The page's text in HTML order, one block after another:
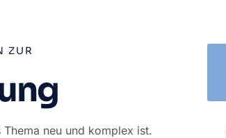
ZUR
neu und komplex ist.